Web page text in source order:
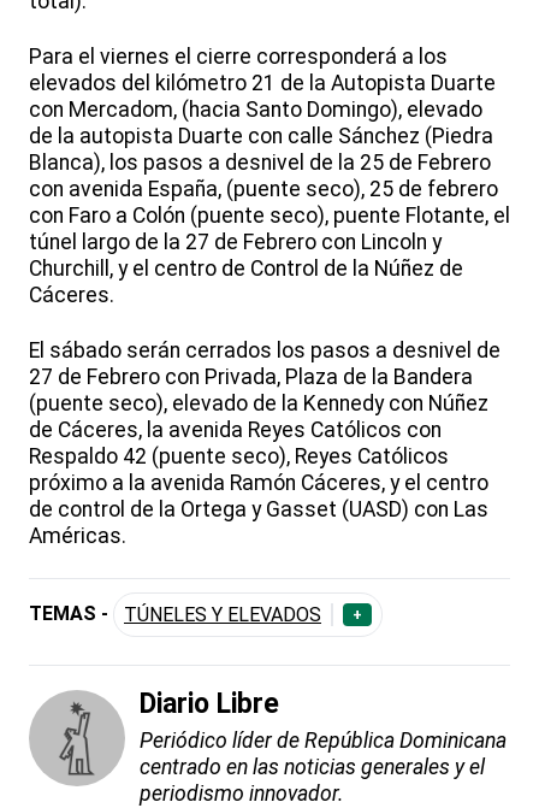
Para el viernes el cierre corresponderá a los
elevados del kilómetro 21 de la Autopista Duarte
con Mercadom, (hacia Santo Domingo), elevado
de la autopista Duarte con calle Sánchez (Piedra
Blanca), los pasos a desnivel de la 25 de Febrero
con avenida España, (puente seco), 25 de febrero
con Faro a Colón (puente seco), puente Flotante, el
túnel largo de la 27 de Febrero con Lincoln y
Churchill, y el centro de Control de la Núñez de
Cáceres.
El sábado serán cerrados los pasos a desnivel de
27 de Febrero con Privada, Plaza de la Bandera
(puente seco), elevado de la Kennedy con Núñez
de Cáceres, la avenida Reyes Católicos con
Respaldo 42 (puente seco), Reyes Católicos
próximo a la avenida Ramón Cáceres, y el centro
de control de la Ortega y Gasset (UASD) con Las
Américas.
TEMAS - TÚNELES Y ELEVADOS +
Diario Libre
Periódico líder de República Dominicana
centrado en las noticias generales y el
periodismo innovador.